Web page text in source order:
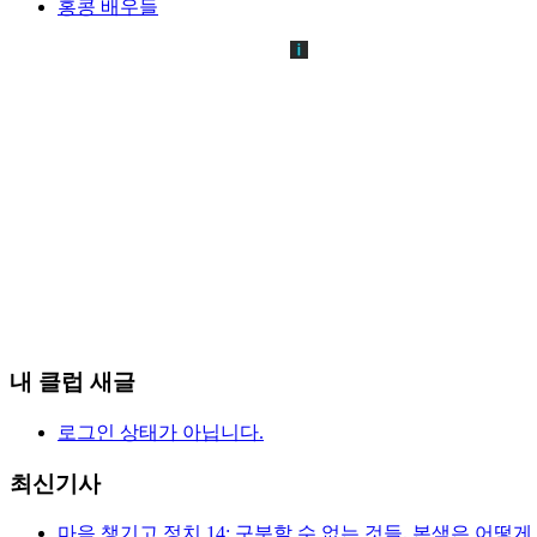
홍콩 배우들
내 클럽 새글
로그인 상태가 아닙니다.
최신기사